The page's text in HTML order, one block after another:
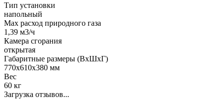
Тип установки
напольный
Max расход природного газа
1,39 м3/ч
Камера сгорания
открытая
Габаритные размеры (ВхШхГ)
770х610х380 мм
Вес
60 кг
Загрузка отзывов...